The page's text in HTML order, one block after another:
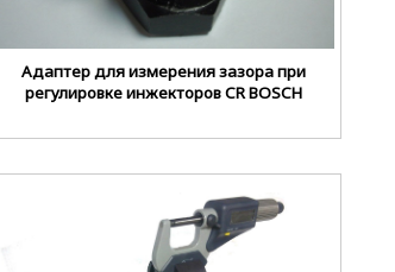
Адаптер для измерения зазора при
регулировке инжекторов CR BOSCH